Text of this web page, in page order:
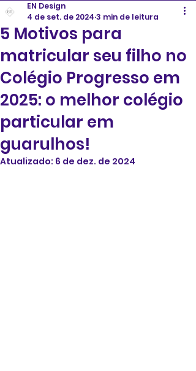
5 Motivos para
matricular seu filho no
Colégio Progresso em
2025: o melhor colégio
particular em
guarulhos!
EN Design
4 de set. de 2024 3 min de leitura
Atualizado: 6 de dez. de 2024